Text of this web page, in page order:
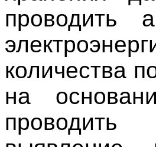
проводить
количества
на
проводить